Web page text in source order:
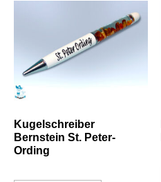
Kugelschreiber
Bernstein St. Peter-
Ording